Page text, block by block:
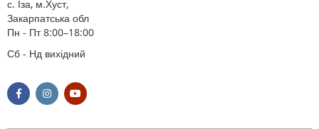
с. Іза, м.Хуст,
Закарпатська обл
Пн - Пт 8:00–18:00
Сб - Нд вихідний